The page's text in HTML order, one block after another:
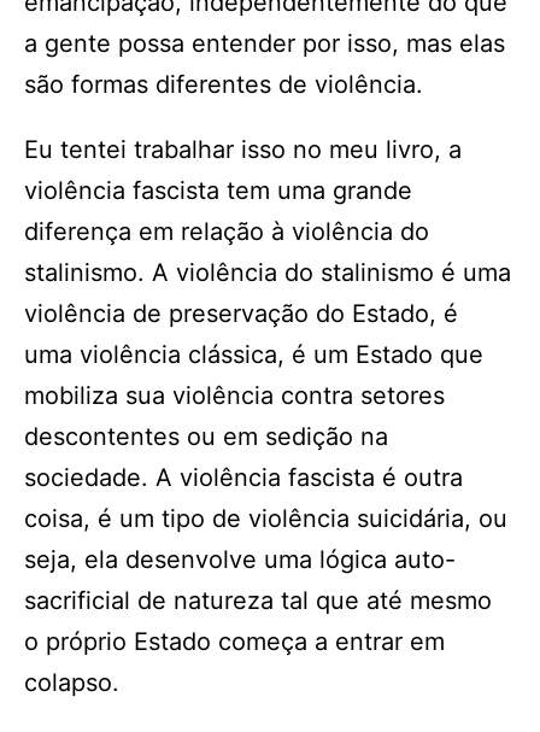
a gente possa entender por isso, mas elas
são formas diferentes de violência.
Eu tentei trabalhar isso no meu livro, a
violência fascista tem uma grande
diferença em relação à violência do
stalinismo. A violência do stalinismo é uma
violência de preservação do Estado, é
uma violência clássica, é um Estado que
mobiliza sua violência contra setores
descontentes ou em sedição na
sociedade. A violência fascista é outra
coisa, é um tipo de violência suicidária, ou
seja, ela desenvolve uma lógica auto-
sacrificial de natureza tal que até mesmo
o próprio Estado começa a entrar em
colapso.